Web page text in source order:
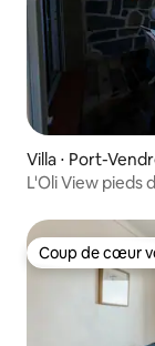
Villa ⋅ Port-
L'Oli View pieds
Coup de cœur
Coup de cœur